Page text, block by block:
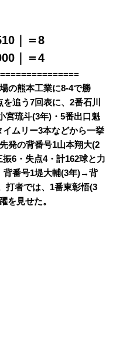
｜＝8
｜＝4
の熊本工業に8-4で勝
追う7回表に、2番石川
宮琉斗(3年)・5番出口魁
ムリー3本などから一挙
発の背番号1山本翔大(2
6・失点4・計162球と力
背番号1堤大輔(3年)→背
打者では、1番東彰悟(3
を見せた。